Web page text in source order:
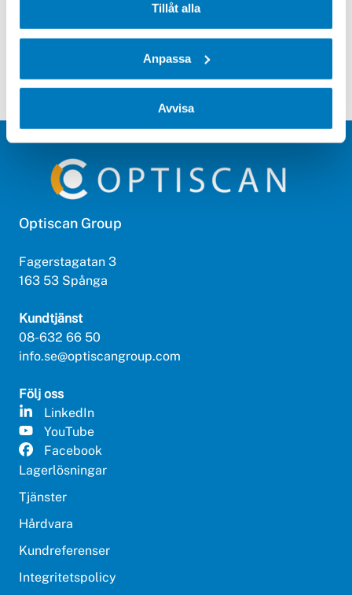
Tillåt alla
Anpassa
Avvisa
Optiscan Group
Fagerstagatan 3
163 53 Spånga
Kundtjänst
08-632 66 50
info.se@optiscangroup.com
Följ oss
LinkedIn
YouTube
Facebook
Lagerlösningar
Tjänster
Hårdvara
Kundreferenser
Integritetspolicy